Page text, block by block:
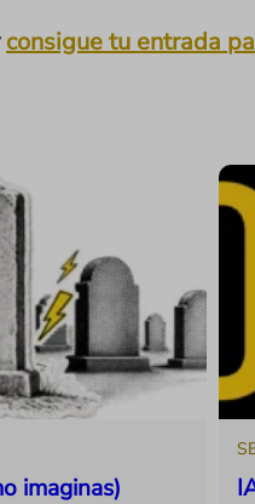
consigue tu entrada
imaginas)